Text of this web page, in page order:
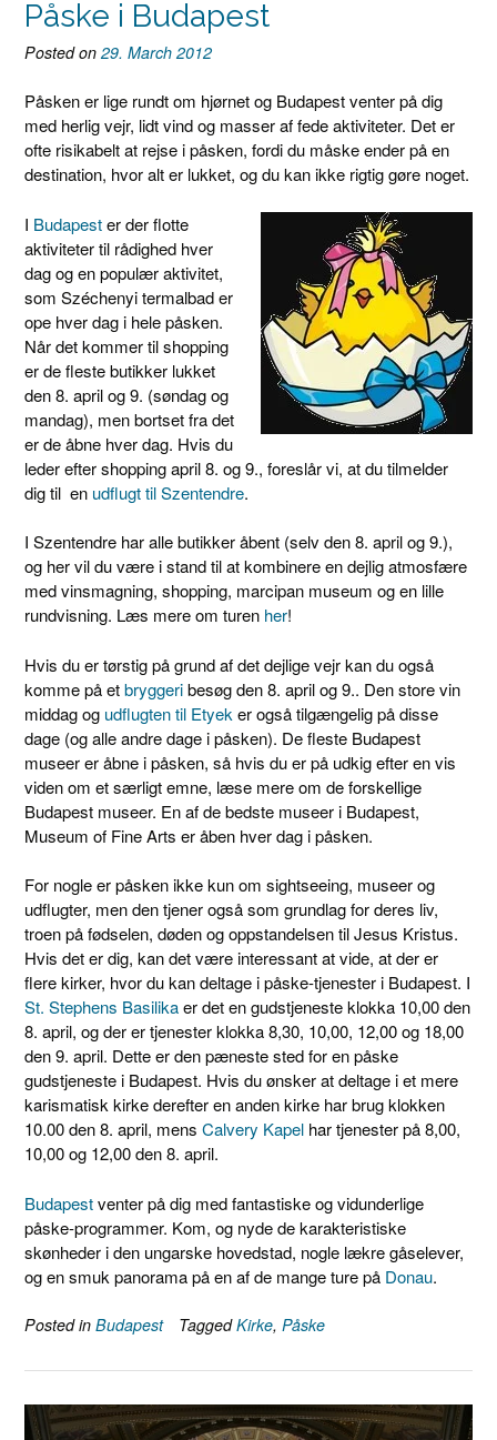
Påske i Budapest
Posted on 29. March 2012
Påsken er lige rundt om hjørnet og Budapest venter på dig
med herlig vejr, lidt vind og masser af fede aktiviteter. Det er
ofte risikabelt at rejse i påsken, fordi du måske ender på en
destination, hvor alt er lukket, og du kan ikke rigtig gøre noget.
I Budapester der flotte
aktiviteter til rådighed hver
dag og en populær aktivitet,
som Széchenyi termalbad er
ope hver dag i hele påsken.
Når det kommer til shopping
er de fleste butikker lukket
den 8. april og 9. (søndag og
mandag), men bortset fra det
er de åbne hver dag. Hvis du
leder efter shopping april 8. og 9., foreslår vi, at du tilmelder
dig til en udflugt til Szentendre.
I Szentendre har alle butikker åbent (selv den 8. april og 9.),
og her vil du være i stand til at kombinere en dejlig atmosfære
med vinsmagning, shopping, marcipan museum og en lille
rundvisning. Læs mere om turen her!
Hvis du er tørstig på grund af det dejlige vejr kan du også
komme på etbryggeribesøg den 8. april og 9.. Den store vin
middag og udflugten til Etyek er også tilgængelig på disse
dage (og alle andre dage i påsken). De fleste Budapest
museer er åbne i påsken, så hvis du er på udkig efter en vis
viden om et særligt emne, læse mere om de forskellige
Budapest museer. En af de bedste museer i Budapest,
Museum of Fine Arts er åben hver dag i påsken.
For nogle er påsken ikke kun om sightseeing, museer og
udflugter, men den tjener også som grundlag for deres liv,
troen på fødselen, døden og oppstandelsen til Jesus Kristus.
Hvis det er dig, kan det være interessant at vide, at der er
flere kirker, hvor du kan deltage i påske-tjenester i Budapest. I
St. Stephens Basilikaer det en gudstjeneste klokka 10,00 den
8. april, og der er tjenester klokka 8,30, 10,00, 12,00 og 18,00
den 9. april. Dette er den pæneste sted for en påske
gudstjeneste i Budapest. Hvis du ønsker at deltage i et mere
karismatisk kirke derefter en anden kirke har brug klokken
10.00 den 8. april, mens Calvery Kapel har tjenester på 8,00,
10,00 og 12,00 den 8. april.
Budapestventer på dig med fantastiske og vidunderlige
påske-programmer. Kom, og nyde de karakteristiske
skønheder i den ungarske hovedstad, nogle lækre gåselever,
og en smuk panorama på en af ​​de mange ture på Donau.
Posted in Budapest TaggedKirke, Påske